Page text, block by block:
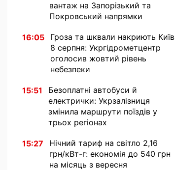
вантаж на Запорізький та
Покровський напрямки
16:05
Гроза та шквали накриють Київ
8 серпня: Укргідрометцентр
оголосив жовтий рівень
небезпеки
15:51
Безоплатні автобуси й
електрички: Укрзалізниця
змінила маршрути поїздів у
трьох регіонах
15:27
Нічний тариф на світло 2,16
грн/кВт-г: економія до 540 грн
на місяць з вересня